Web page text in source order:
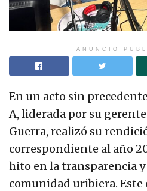
ANUNCIO
En un acto sin
A, liderada por su
Guerra, realizó su
correspondiente al año
hito en la transparencia y
comunidad uribiera. Este